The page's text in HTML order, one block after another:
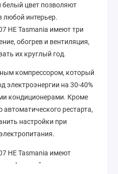
цвет позволяют
любой интерьер.
HE Tasmania имеют три
обогрев и вентиляция,
их круглый год.
компрессором, который
электроэнергии на 30-40%
кондиционерами. Кроме
рестарта,
настройки при
HE Tasmania имеют
функций, таких как: